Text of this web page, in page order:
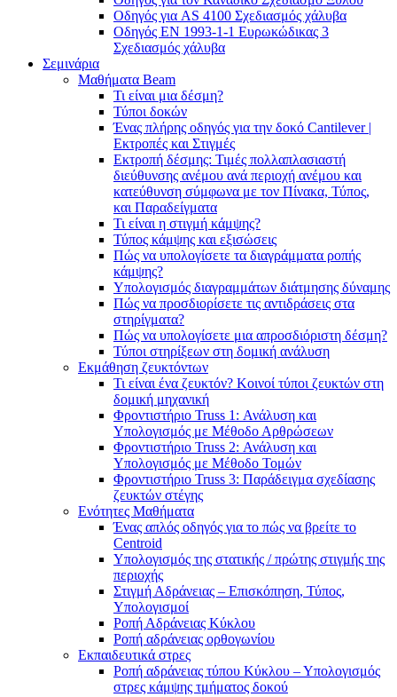
Οδηγός για AS 4100 Σχεδιασμός χάλυβα
Οδηγός ΕΝ 1993-1-1 Ευρωκώδικας 3
Σχεδιασμός χάλυβα
Σεμινάρια
Μαθήματα Beam
Τι είναι μια δέσμη?
Τύποι δοκών
Ένας πλήρης οδηγός για την δοκό Cantilever |
Εκτροπές και Στιγμές
Εκτροπή δέσμης: Τιμές πολλαπλασιαστή
διεύθυνσης ανέμου ανά περιοχή ανέμου και
κατεύθυνση σύμφωνα με τον Πίνακα, Τύπος,
και Παραδείγματα
Τι είναι η στιγμή κάμψης?
Τύπος κάμψης και εξισώσεις
Πώς να υπολογίσετε τα διαγράμματα ροπής
κάμψης?
Υπολογισμός διαγραμμάτων διάτμησης δύναμης
Πώς να προσδιορίσετε τις αντιδράσεις στα
στηρίγματα?
Πώς να υπολογίσετε μια απροσδιόριστη δέσμη?
Τύποι στηρίξεων στη δομική ανάλυση
Εκμάθηση ζευκτόντων
Τι είναι ένα ζευκτόν? Κοινοί τύποι ζευκτών στη
δομική μηχανική
Φροντιστήριο Truss 1: Ανάλυση και
Υπολογισμός με Μέθοδο Αρθρώσεων
Φροντιστήριο Truss 2: Ανάλυση και
Υπολογισμός με Μέθοδο Τομών
Φροντιστήριο Truss 3: Παράδειγμα σχεδίασης
ζευκτών στέγης
Ενότητες Μαθήματα
Ένας απλός οδηγός για το πώς να βρείτε το
Centroid
Υπολογισμός της στατικής / πρώτης στιγμής της
περιοχής
Στιγμή Αδράνειας – Επισκόπηση, Τύπος,
Υπολογισμοί
Ροπή Αδράνειας Κύκλου
Ροπή αδράνειας ορθογωνίου
Εκπαιδευτικά στρες
Ροπή αδράνειας τύπου Κύκλου – Υπολογισμός
στρες κάμψης τμήματος δοκού